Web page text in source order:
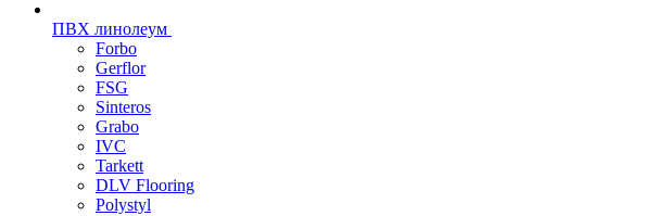
ПВХ линолеум
Forbo
Gerflor
FSG
Sinteros
Grabo
IVC
Tarkett
DLV Flooring
Polystyl